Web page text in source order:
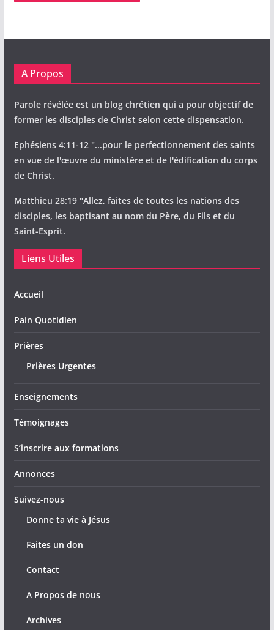
A Propos
Parole révélée est un blog chrétien qui a pour objectif de
former les disciples de Christ selon cette dispensation.
Ephésiens 4:11-12 "...pour le perfectionnement des saints
en vue de l'œuvre du ministère et de l'édification du corps
de Christ.
Matthieu 28:19 "Allez, faites de toutes les nations des
disciples, les baptisant au nom du Père, du Fils et du
Saint-Esprit.
Liens Utiles
Accueil
Pain Quotidien
Prières
Prières Urgentes
Enseignements
Témoignages
S’inscrire aux formations
Annonces
Suivez-nous
Donne ta vie à Jésus
Faites un don
Contact
A Propos de nous
Archives